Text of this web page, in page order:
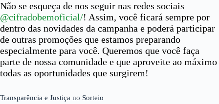
Não se esqueça de nos seguir nas redes sociais
@cifradobemoficial/! Assim, você ficará sempre por
dentro das novidades da campanha e poderá participar
de outras promoções que estamos preparando
especialmente para você. Queremos que você faça
parte de nossa comunidade e que aproveite ao máximo
todas as oportunidades que surgirem!
Transparência e Justiça no Sorteio